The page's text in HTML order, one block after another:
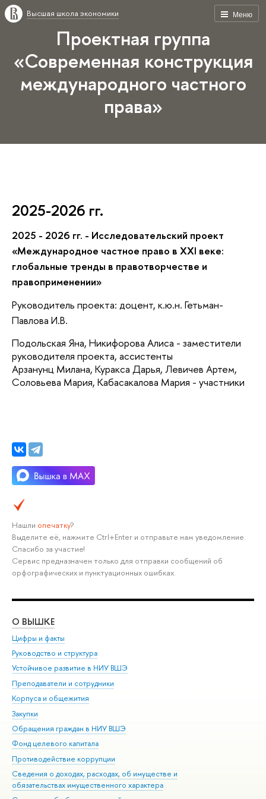
Меню
Высшая школа экономики
Проектная группа
«Современная конструкция
международного частного
права»
2025-2026 гг.
2025 - 2026 гг. - Исследовательский проект
«Международное частное право в XXI веке:
глобальные тренды в правотворчестве и
правоприменении»
Руководитель проекта: доцент, к.ю.н. Гетьман-
Павлова И.В.
Подольская Яна, Никифорова Алиса - заместители
руководителя проекта, ассистенты
Арзанунц Милана, Куракса Дарья, Левичев Артем,
Соловьева Мария, Кабасакалова Мария - участники
Нашли опечатку?
Выделите её, нажмите Ctrl+Enter и отправьте нам уведомление.
Спасибо за участие!
Сервис предназначен только для отправки сообщений об
орфографических и пунктуационных ошибках.
О ВЫШКЕ
Цифры и факты
Руководство и структура
Устойчивое развитие в НИУ ВШЭ
Преподаватели и сотрудники
Корпуса и общежития
Закупки
Обращения граждан в НИУ ВШЭ
Фонд целевого капитала
Противодействие коррупции
Сведения о доходах, расходах, об имуществе и
обязательствах имущественного характера